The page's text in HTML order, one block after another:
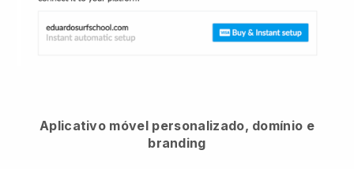
Aplicativo móvel personalizado, domínio e
branding